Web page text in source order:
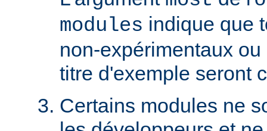
modules indique que
non-expérimentaux
titre d'exemple seront
Certains modules ne